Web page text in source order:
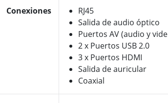
Conexiones
RJ45
Salida de audio óptico
Puertos AV (audio y
2 x Puertos USB 2.0
3 x Puertos HDMI
Salida de auricular
Coaxial